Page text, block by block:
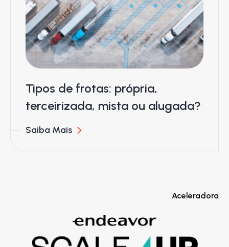
Tipos de frotas: própria,
terceirizada, mista ou alugada?
Saiba Mais
Aceleradora